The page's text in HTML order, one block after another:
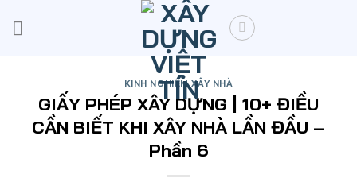
KINH NGHIỆM XÂY NHÀ
GIẤY PHÉP XÂY DỰNG | 10+ ĐIỀU
CẦN BIẾT KHI XÂY NHÀ LẦN ĐẦU –
Phần 6